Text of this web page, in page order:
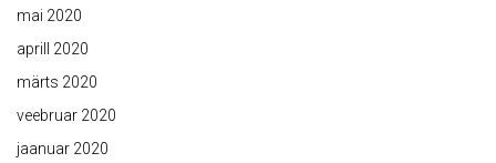
mai 2020
aprill 2020
märts 2020
veebruar 2020
jaanuar 2020